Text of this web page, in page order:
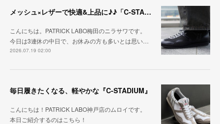
メッシュ×レザーで快適&上品に♪♪「C-STA-NOBLE（クール・スタジアム・ノーブル）」
こんにちは。PATRICK LABO梅田のニラサワです。
今日は3連休の中日で、お休みの方も多いとは思い…
2026.07.19 02:00
毎日履きたくなる、軽やかな『C-STADIUM』
こんにちは！PATRICK LABO神戸店のムロイです。
本日ご紹介するのはこちら！